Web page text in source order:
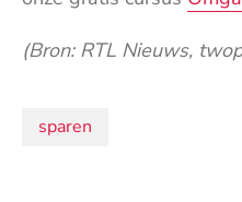
(Bron: RTL Nieuws,
Onderwerpen:
sparen